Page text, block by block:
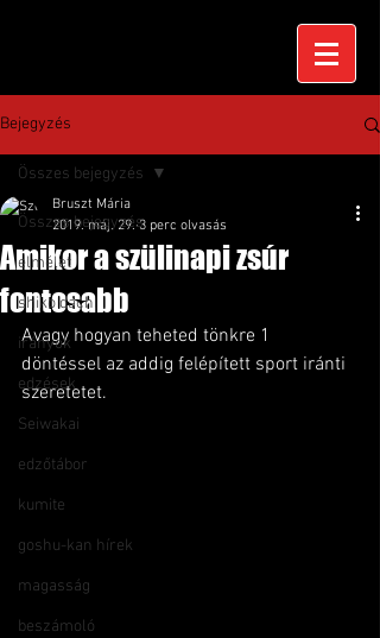
Bejegyzés
Összes bejegyzés
elmélet
shiko dachi
irányok
edzések
Seiwakai
edzőtábor
kumite
goshu-kan hírek
magasság
beszámoló
Összes bejegyzés
Amikor a szülinapi zsúr
fontosabb
Bruszt Mária
2019. máj. 29. 3 perc olvasás
Avagy hogyan teheted tönkre 1
döntéssel az addig felépített sport iránti
szeretetet.